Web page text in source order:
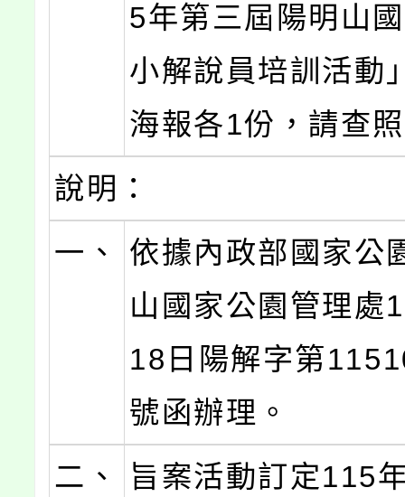
5年第三屆陽明山
小解說員培訓活動
海報各1份，請查
說明：
一、
依據內政部國家公
山國家公園管理處
18日陽解字第
號函辦理。
二、
旨案活動訂定115